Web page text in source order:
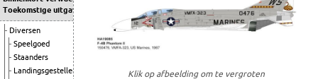
Toekomstige uitgaven
Diversen
Speelgoed
Staanders
Landingsgestellen
Klik op afbeelding om te vergroten